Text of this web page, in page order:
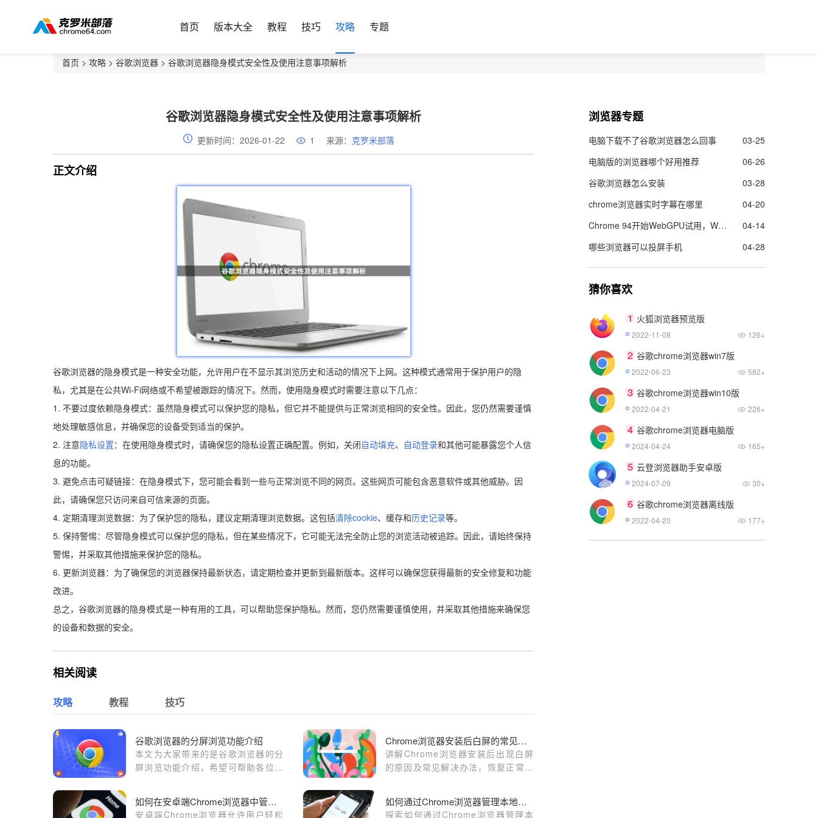
首页 版本大全 教程 技巧 攻略 专题
首页 > 攻略 > 谷歌浏览器 > 谷歌浏览器隐身模式安全性及使用注意事项解析
谷歌浏览器隐身模式安全性及使用注意事项解析
更新时间：2026-01-22 1 来源： 克罗米部落
正文介绍
谷歌浏览器的隐身模式是一种安全功能，允许用户在不显示其浏览历史和活动的情况下上网。这种模式通常用于保护用户的隐
私，尤其是在公共Wi-Fi网络或不希望被跟踪的情况下。然而，使用隐身模式时需要注意以下几点：
1. 不要过度依赖隐身模式：虽然隐身模式可以保护您的隐私，但它并不能提供与正常浏览相同的安全性。因此，您仍然需要谨慎
地处理敏感信息，并确保您的设备受到适当的保护。
2. 注意隐私设置：在使用隐身模式时，请确保您的隐私设置正确配置。例如，关闭自动填充、 自动登录和其他可能暴露您个人信
息的功能。
3. 避免点击可疑链接：在隐身模式下，您可能会看到一些与正常浏览不同的网页。这些网页可能包含恶意软件或其他威胁。因
此，请确保您只访问来自可信来源的页面。
4. 定期清理浏览数据：为了保护您的隐私，建议定期清理浏览数据。这包括清除cookie、缓存和历史记录等。
5. 保持警惕：尽管隐身模式可以保护您的隐私，但在某些情况下，它可能无法完全防止您的浏览活动被追踪。因此，请始终保持
警惕，并采取其他措施来保护您的隐私。
6. 更新浏览器：为了确保您的浏览器保持最新状态，请定期检查并更新到最新版本。这样可以确保您获得最新的安全修复和功能
改进。
总之，谷歌浏览器的隐身模式是一种有用的工具，可以帮助您保护隐私。然而，您仍然需要谨慎使用，并采取其他措施来确保您
的设备和数据的安全。
相关阅读
攻略 教程 技巧
谷歌浏览器的分屏浏览功能介绍
本文为大家带来的是谷歌浏览器的分
屏浏览功能介绍，希望可帮助各位用
Chrome浏览器安装后白屏的常见问题及处理
讲解Chrome浏览器安装后出现白屏
的原因及常见解决办法，恢复正常使
如何在安卓端Chrome浏览器中管理插件
安卓端Chrome浏览器允许用户轻松
如何通过Chrome浏览器管理本地存储（LocalStorage）
探索如何通过Chrome浏览器管理本
浏览器专题
电脑下载不了谷歌浏览器怎么回事
03-25
电脑版的浏览器哪个好用推荐
06-26
谷歌浏览器怎么安装
03-28
chrome浏览器实时字幕在哪里
04-20
Chrome 94开始WebGPU试用，Web的图像渲染及机器学能力更强了
04-14
哪些浏览器可以投屏手机
04-28
猜你喜欢
1 火狐浏览器预览版
2022-11-08 126+
2 谷歌chrome浏览器win7版
2022-06-23 582+
3 谷歌chrome浏览器win10版
2022-04-21 226+
4 谷歌chrome浏览器电脑版
2024-04-24 165+
5 云登浏览器助手安卓版
2024-07-09 30+
6 谷歌chrome浏览器离线版
2022-04-20 177+